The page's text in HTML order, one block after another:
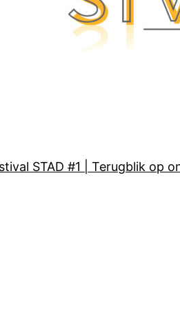
STAD #1 | Terugblik op